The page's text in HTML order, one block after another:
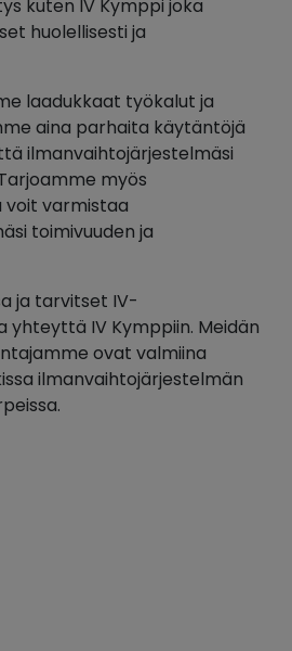
kuten IV Kymppi joka
huolellisesti ja
laadukkaat työkalut ja
aina parhaita käytäntöjä
ilmanvaihtojärjestelmäsi
myös
varmistaa
toimivuuden ja
ja tarvitset IV-
yhteyttä IV Kymppiin. Meidän
ovat valmiina
ilmanvaihtojärjestelmän